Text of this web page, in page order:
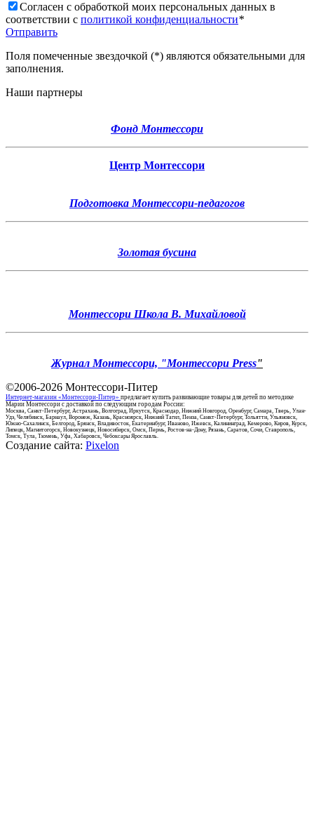
Согласен с обработкой моих персональных данных в
соответствии с политикой конфиденциальности*
Отправить
Поля помеченные звездочкой (*) являются обязательными для
заполнения.
Наши партнеры
Фонд Монтессори
Центр Монтессори
Подготовка Монтессори-педагогов
Золотая бусина
Монтессори Школа В. Михайловой
Журнал Монтессори, "Монтессори Press"
©2006-2026 Монтессори-Питер
Интернет-магазин «Монтессори-Питер» предлагает купить развивающие товары для детей по методике
Марии Монтессори с доставкой по следующим городам России:
Москва, Санкт-Петербург, Астрахань, Волгоград, Иркутск, Краснодар, Нижний Новгород, Оренбург, Самара, Тверь, Улан-
Удэ, Челябинск, Барнаул, Воронеж, Казань, Красноярск, Нижний Тагил, Пенза, Санкт-Петербург, Тольятти, Ульяновск,
Южно-Сахалинск, Белгород, Брянск, Владивосток, Екатеринбург, Иваново, Ижевск, Калининград, Кемерово, Киров, Курск,
Липецк, Магнитогорск, Новокузнецк, Новосибирск, Омск, Пермь, Ростов-на-Дону, Рязань, Саратов, Сочи, Ставрополь,
Томск, Тула, Тюмень, Уфа, Хабаровск, Чебоксары Ярославль.
Создание сайта: Pixelon